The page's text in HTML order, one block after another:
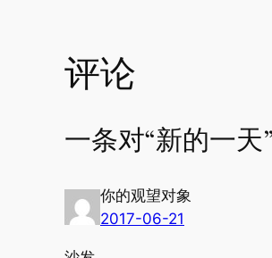
评论
一条对“新的一天
你的观望对象
2017-06-21